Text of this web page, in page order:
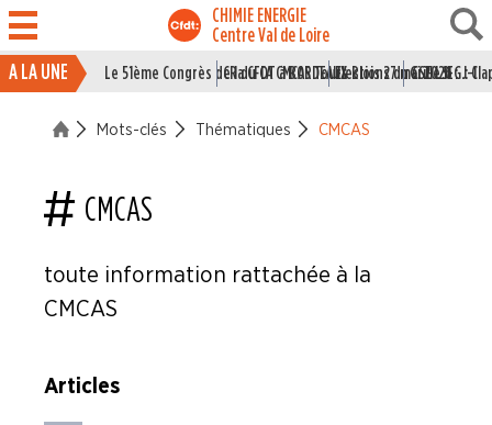
CHIMIE ENERGIE
Centre Val de Loire
ACTUALITÉ
ENTREPRISES
NOS
SERVICES
NOUS
A LA UNE Le 51ème Congrès de la CFDT à BORDEAUX
CR du CA CMCAS Tours Blois 27 mai 2026
Elections du CSE LSI : J-1
Grille IEG :
Mots-clés Thématiques CMCAS
CMCAS
toute information rattachée à la
CMCAS
Articles